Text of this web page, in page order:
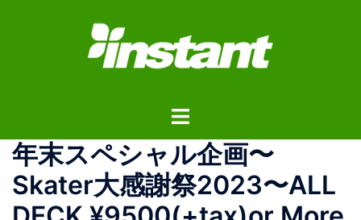
ス
ト
ル
メ
ニ
ュ
️年末スペシャル企画️〜
Skater大感謝祭2023〜ALL